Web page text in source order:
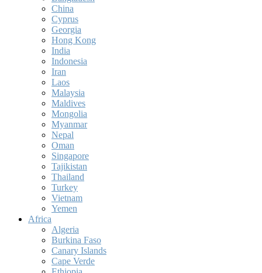
China
Cyprus
Georgia
Hong Kong
India
Indonesia
Iran
Laos
Malaysia
Maldives
Mongolia
Myanmar
Nepal
Oman
Singapore
Tajikistan
Thailand
Turkey
Vietnam
Yemen
Africa
Algeria
Burkina Faso
Canary Islands
Cape Verde